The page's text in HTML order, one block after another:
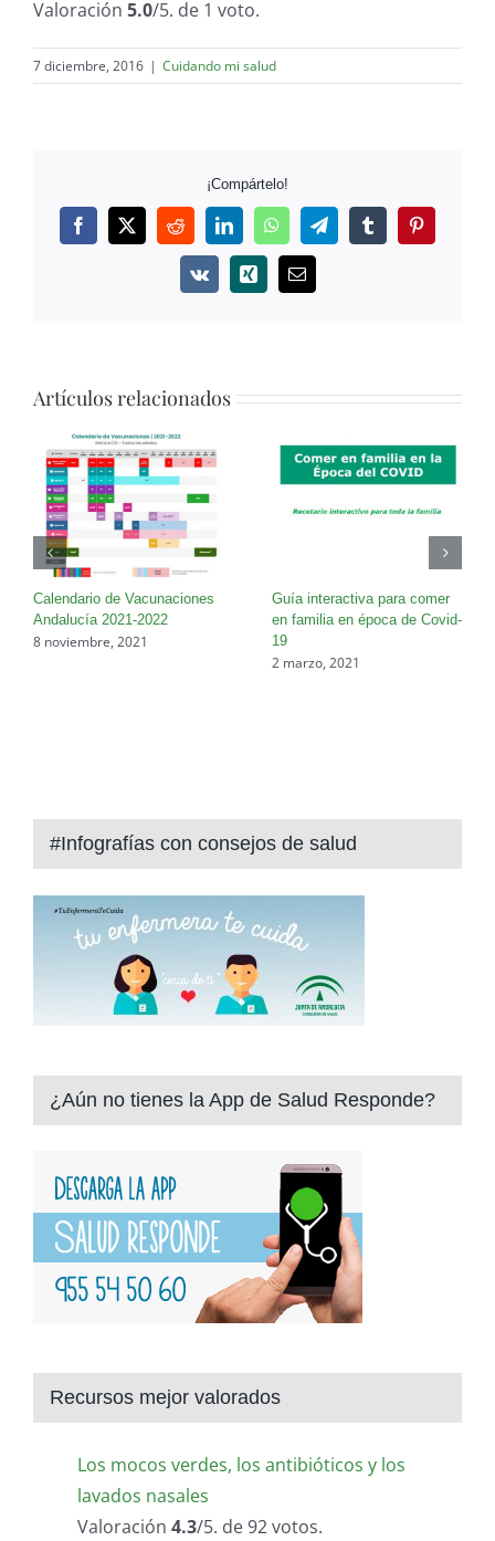
Valoración 5.0/5. de 1 voto.
7 diciembre, 2016 | Cuidando mi salud
¡Compártelo!
FacebookTwitterRedditLinkedInWhatsAppTelegramTumblrPinterest
Vk Xing
Correo
Artículos relacionados
Calendario de Vacunaciones
Andalucía 2021-2022
8 noviembre, 2021
Guía interactiva para comer
en familia en época de Covid-
19
2 marzo, 2021
#Infografías con consejos de salud
¿Aún no tienes la App de Salud Responde?
Recursos mejor valorados
Los mocos verdes, los antibióticos y los
lavados nasales
Valoración 4.3/5. de 92 votos.